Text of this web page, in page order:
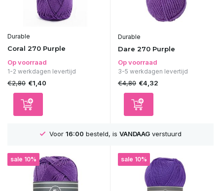
Durable
Coral 270 Purple
Op voorraad
1-2 werkdagen levertijd
€2,80 €1,40
Durable
Dare 270 Purple
Op voorraad
3-5 werkdagen levertijd
€4,80 €4,32
Voor 16:00 besteld, is VANDAAGverstuurd
sale 10% sale 10%